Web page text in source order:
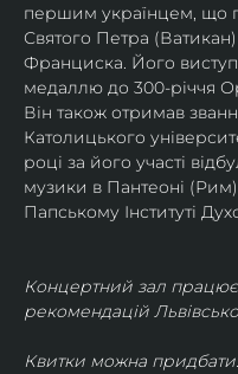
першим українцем, що
Святого Петра
Франциска. Його
медаллю до 300-річчя
Він також отримав
Католицького
році за його участі
музики в Пантеоні
Папському Інституті
Концертний зал працює
рекомендацій
Квитки можна придбати: